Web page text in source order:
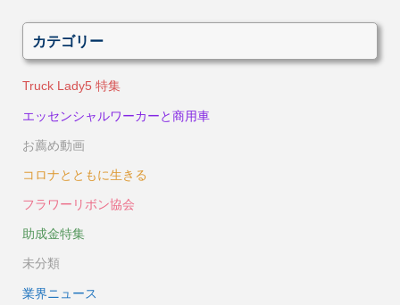
カテゴリー
Truck Lady5 特集
エッセンシャルワーカーと商用車
お薦め動画
コロナとともに生きる
フラワーリボン協会
助成金特集
未分類
業界ニュース